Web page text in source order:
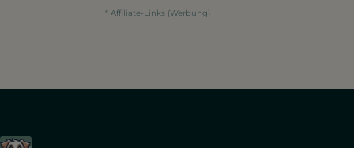
* Affiliate-Links (Werbung)